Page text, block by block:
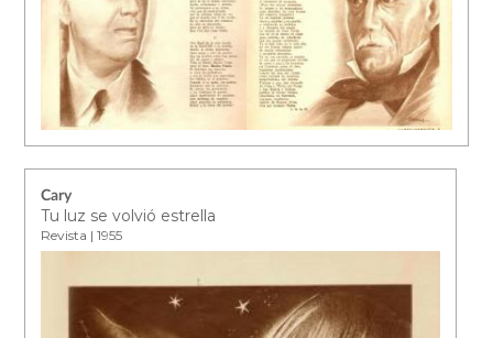
Cary
Tu luz se volvió estrella
Revista | 1955